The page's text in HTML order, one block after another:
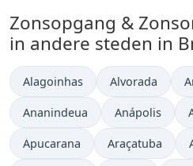
Zonsopgang &
in andere steden in
Alagoinhas Alvorada
Ananindeua Anápolis
Apucarana Araçatuba